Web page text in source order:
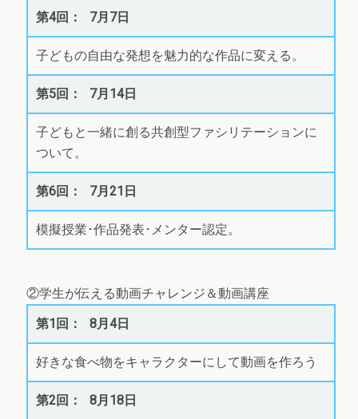
7月7日
子どもの自由な発想を魅力的な作品に変える。
7月14日
子どもと一緒に創る共創型ファシリテーションに
ついて。
7月21日
模擬授業･作品発表･メンター認定。
②学生が伝える動画チャレンジ＆動画講座
8月4日
好きな食べ物をキャラクターにして動画を作ろう
8月18日